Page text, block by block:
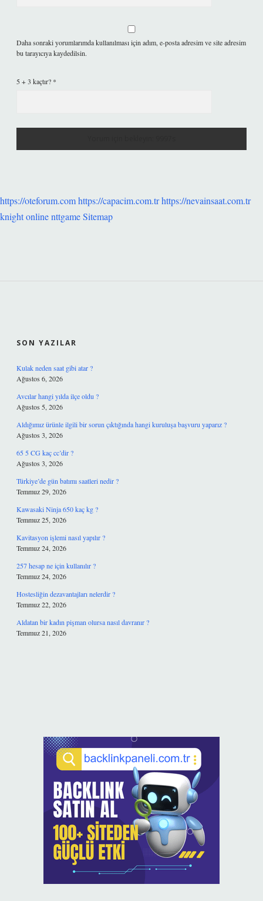
Daha sonraki yorumlarımda kullanılması için adım, e-posta adresim ve site adresim
bu tarayıcıya kaydedilsin.
5 + 3 kaçtır? *
https://oteforum.comhttps://capacim.com.trhttps://nevainsaat.com.tr
knight onlinenttgameSitemap
SON YAZILAR
Kulak neden saat gibi atar ?
Ağustos 6, 2026
Avcılar hangi yılda ilçe oldu ?
Ağustos 5, 2026
Aldığımız ürünle ilgili bir sorun çıktığında hangi kuruluşa başvuru yaparız ?
Ağustos 3, 2026
65 5 CG kaç cc’dir ?
Ağustos 3, 2026
Türkiye’de gün batımı saatleri nedir ?
Temmuz 29, 2026
Kawasaki Ninja 650 kaç kg ?
Temmuz 25, 2026
Kavitasyon işlemi nasıl yapılır ?
Temmuz 24, 2026
257 hesap ne için kullanılır ?
Temmuz 24, 2026
Hostesliğin dezavantajları nelerdir ?
Temmuz 22, 2026
Aldatan bir kadın pişman olursa nasıl davranır ?
Temmuz 21, 2026